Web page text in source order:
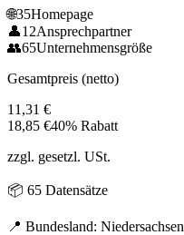
🌐35Homepage
👤12Ansprechpartner
👥65Unternehmensgröße
Gesamtpreis (netto)
11,31 €
18,85 €40% Rabatt
zzgl. gesetzl. USt.
📦 65 Datensätze
📍 Bundesland: Niedersachsen